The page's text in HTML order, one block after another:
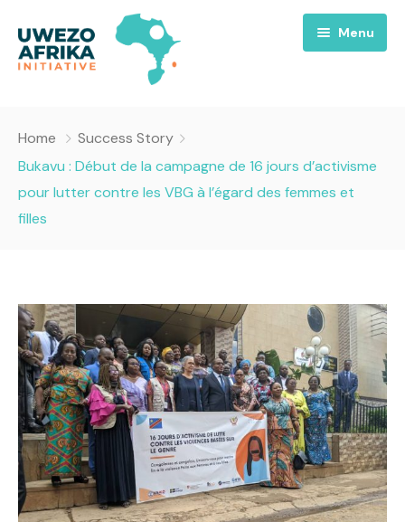
Menu
Nous
A propos
Projets
Success Story
Santé
Politique
Technologies
Entreprenariat
Emissions
Opportunités
Home
Success Story
Bukavu : Début de la campagne de 16 jours d’activisme
pour lutter contre les VBG à l’égard des femmes et
filles